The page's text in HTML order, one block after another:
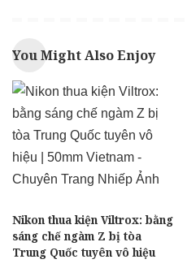
You Might Also Enjoy
Nikon thua kiện Viltrox: bằng
sáng chế ngàm Z bị tòa
Trung Quốc tuyên vô hiệu